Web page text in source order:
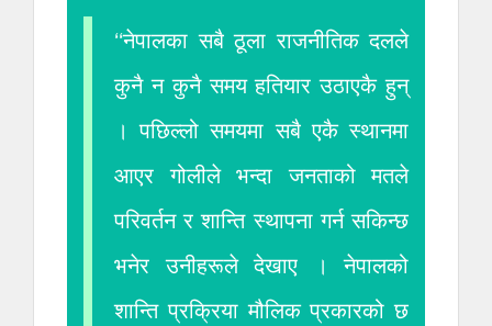
‘‘नेपालका सबै ठूला राजनीतिक दलले
कुनै न कुनै समय हतियार उठाएकै हुन्
। पछिल्लो समयमा सबै एकै स्थानमा
आएर गोलीले भन्दा जनताको मतले
परिवर्तन र शान्ति स्थापना गर्न सकिन्छ
भनेर उनीहरूले देखाए । नेपालको
शान्ति प्रक्रिया मौलिक प्रकारको छ